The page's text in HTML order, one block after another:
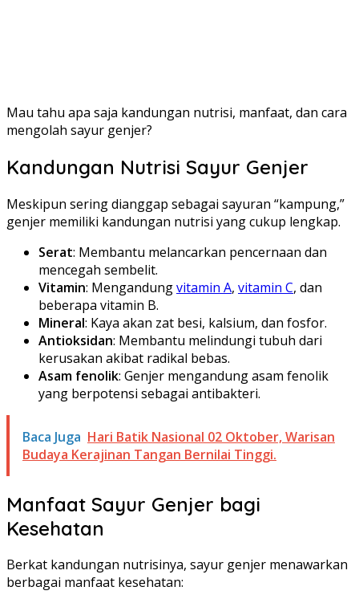
Mau tahu apa saja kandungan nutrisi, manfaat, dan cara
mengolah sayur genjer?
Kandungan Nutrisi Sayur Genjer
Meskipun sering dianggap sebagai sayuran “kampung,”
genjer memiliki kandungan nutrisi yang cukup lengkap.
Serat: Membantu melancarkan pencernaan dan
mencegah sembelit.
Vitamin: Mengandungvitamin A, vitamin C, dan
beberapa vitamin B.
Mineral: Kaya akan zat besi, kalsium, dan fosfor.
Antioksidan: Membantu melindungi tubuh dari
kerusakan akibat radikal bebas.
Asam fenolik: Genjer mengandung asam fenolik
yang berpotensi sebagai antibakteri.
Baca Juga Hari Batik Nasional 02 Oktober, Warisan
Budaya Kerajinan Tangan Bernilai Tinggi.
Manfaat Sayur Genjer bagi
Kesehatan
Berkat kandungan nutrisinya, sayur genjer menawarkan
berbagai manfaat kesehatan: